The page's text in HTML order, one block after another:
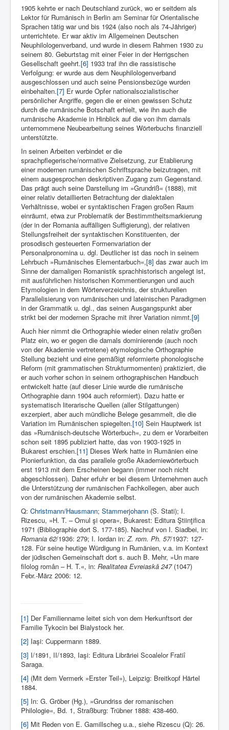
1905 kehrte er nach Deutschland zurück, wo er seitdem als
Lektor für Rumänisch in Berlin am Seminar für Orientalische
Sprachen tätig war und bis 1924 (also noch als 74-Jähriger)
unterrichtete. Er war aktiv im Allgemeinen Deutschen
Neuphilologenverband, und wurde in diesem Rahmen 1930 zu
seinem 80. Geburtstag mit einer Feier in der Herrigschen
Gesellschaft geehrt.[6] 1933 traf ihn die rassistische
Verfolgung: er wurde aus dem Neuphilologenverband
ausgeschlossen und auch seine Pensionsbezüge wurden
einbehalten.[7] Er wurde Opfer nationalsozialistischer
persönlicher Angriffe, gegen die er einen gewissen Schutz
durch die rumänische Botschaft erhielt, wie ihn auch die
rumänische Akademie in Hinblick auf die von ihm damals
unternommene Neubearbeitung seines Wörterbuchs finanziell
unterstützte.
In seinen Arbeiten verbindet er die
sprachpflegerische/normative Zielsetzung, zur Etablierung
einer modernen rumänischen Schriftsprache beizutragen, mit
einem ausgesprochen deskriptiven Zugang zum Gegenstand.
Das prägt auch seine Darstellung im »Grundriß« (1888), mit
einer relativ detaillierten Betrachtung der dialektalen
Verhältnisse, wobei er syntaktischen Fragen großen Raum
einräumt, etwa zur Problematik der Bestimmtheitsmarkierung
(der in der Romania auffälligen Suffigierung), der relativen
Stellungsfreiheit der syntaktischen Konstituenten, der
prosodisch gesteuerten Formenvariation der
Personalpronomina u. dgl. Deutlicher ist das noch in seinem
Lehrbuch »Rumänisches Elementarbuch«,[8] das zwar auch im
Sinne der damaligen Romanistik sprachhistorisch angelegt ist,
mit ausführlichen historischen Kommentierungen und auch
Etymologien in dem Wörterverzeichnis, der strukturellen
Parallelisierung von rumänischen und lateinischen Paradigmen
in der Grammatik u. dgl., das seinen Ausgangspunkt aber
strikt bei der modernen Sprache mit ihrer Variation nimmt.[9]
Auch hier nimmt die Orthographie wieder einen relativ großen
Platz ein, wo er gegen die damals dominierende (auch noch
von der Akademie vertretene) etymologische Orthographie
Stellung bezieht und eine gemäßigt reformierte phonologische
Reform (mit grammatischen Strukturmomenten) praktiziert, die
er auch vorher schon in seinem orthographischen Handbuch
entwickelt hatte (auf dieser Linie wurde die rumänische
Orthographie dann 1904 auch reformiert). Dazu hatte er
systematisch literarische Quellen (aller Stilgattungen)
exzerpiert, aber auch mündliche Belege gesammelt, die die
Variation im Rumänischen spiegelten.[10] Sein Hauptwerk ist
das »Rumänisch-deutsche Wörterbuch«, zu dem er Vorarbeiten
schon seit 1895 publiziert hatte, das von 1903-1925 in
Bukarest erschien.[11] Dieses Werk hatte in Rumänien eine
Pionierfunktion, da das parallele große Akademiewörterbuch
erst 1913 mit dem Erscheinen begann (immer noch nicht
abgeschlossen). Daher erfuhr er bei diesem Unternehmen auch
die Unterstützung der rumänischen Fachkollegen, aber auch
von der rumänischen Akademie selbst.
Q: Christmann/Hausmann; Stammerjohann (S. Stati); I.
Rizescu, »H. T. – Omul şi opera«, Bukarest: Editura Ştiinţifica
1971 (Bibliographie dort S. 177-185). Nachruf von I. Siadbei, in:
Romania 62/1936: 279; I. Iordan in: Z. rom. Ph. 57/1937: 127-
128. Für seine heutige Würdigung in Rumänien, v.a. im Kontext
der jüdischen Gemeinschaft dort s. auch B. Mehr, »Un mare
filolog român – H. T.«, in: Realitatea Evreiaskă 247(1047)
Febr.-März 2006: 12.
[1] Der Familienname leitet sich von dem Herkunftsort der
Familie Tykocin bei Bialystock her.
[2] Iaşi: Cuppermann 1889.
[3] I/1891, II/1893, Iaşi: Editura Librăriei Scoalelor Fratiî
Saraga.
[4] (Mit dem Vermerk »Erster Teil«), Leipzig: Breitkopf Härtel
1884.
[5] In: G. Gröber (Hg.), »Grundriss der romanischen
Philologie«, Bd. 1, Straßburg: Trübner 1888: 438-460.
[6] Mit Reden von E. Gamillscheg u.a., siehe Rizescu (Q): 26.